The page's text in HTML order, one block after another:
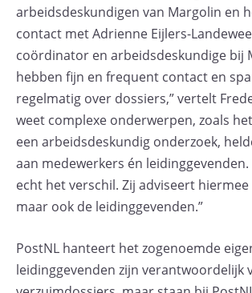
arbeidsdeskundigen van Margolin en
contact met Adrienne Eijlers-
coördinator en arbeidsdeskundige bij
hebben fijn en frequent contact en
regelmatig over dossiers,” vertelt
weet complexe onderwerpen, zoals
een arbeidsdeskundig onderzoek,
aan medewerkers én
echt het verschil. Zij adviseert
maar ook de leidinggevenden.”
PostNL hanteert het zogenoemde
leidinggevenden zijn verantwoordelijk